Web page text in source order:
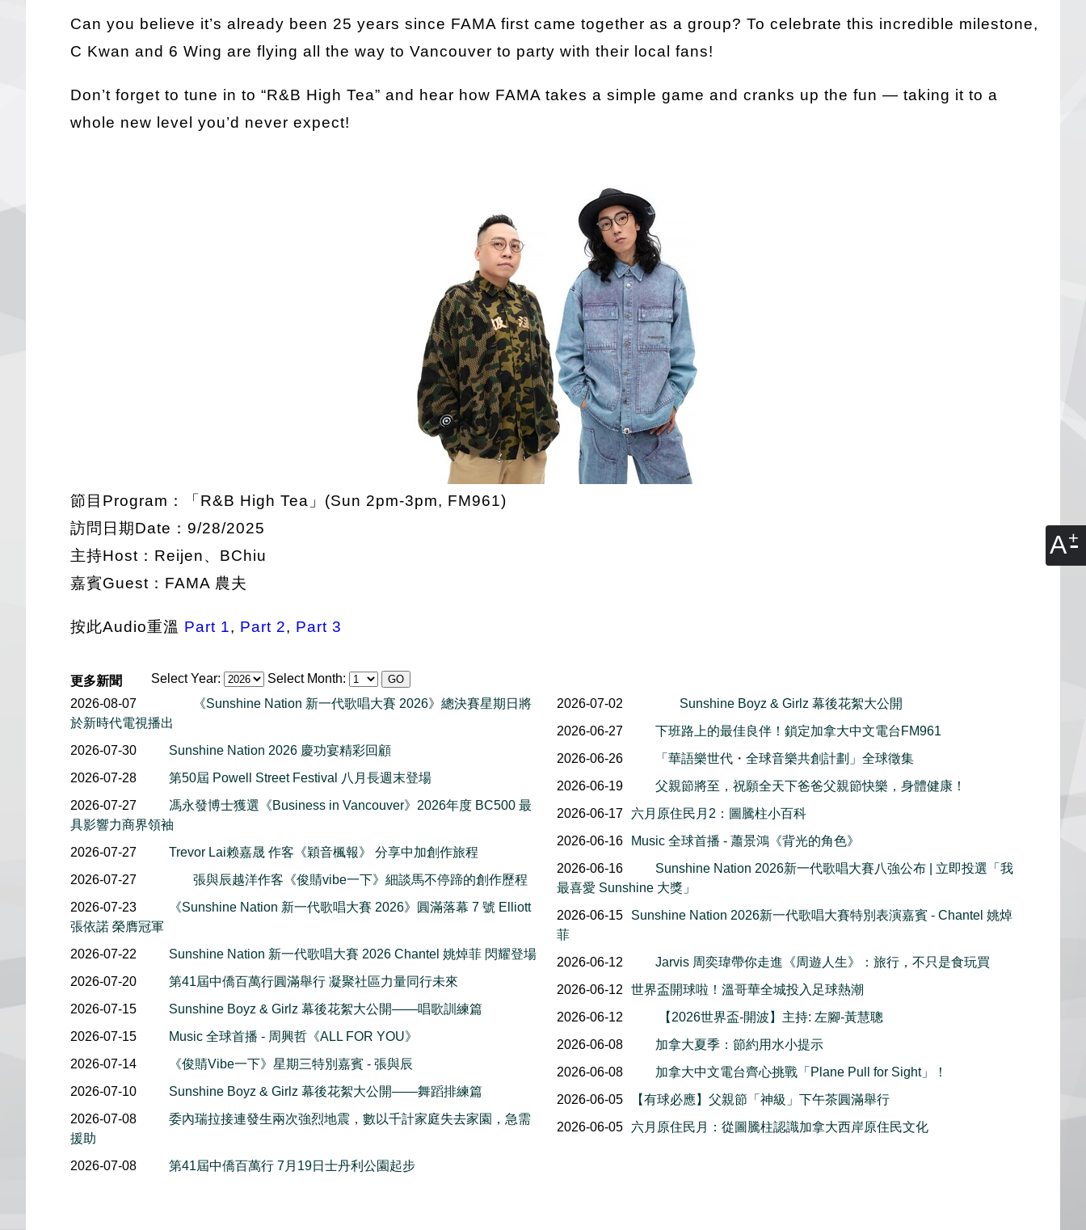
A
Can you believe it’s already been 25 years since FAMA first came together as a group? To celebrate this incredible milestone,
C Kwan and 6 Wing are flying all the way to Vancouver to party with their local fans!
Don’t forget to tune in to “R&B High Tea” and hear how FAMA takes a simple game and cranks up the fun — taking it to a
whole new level you’d never expect!
節目Program：「R&B High Tea」(Sun 2pm-3pm, FM961)
訪問日期Date：9/28/2025
主持Host：Reijen、BChiu
嘉賓Guest：FAMA 農夫
按此Audio重溫 Part 1, Part 2, Part 3
Select Year: Select Month:
更多新聞
2026-08-07
《Sunshine Nation 新一代歌唱大賽 2026》總決賽星期日將
於新時代電視播出
2026-07-30
Sunshine Nation 2026 慶功宴精彩回顧
2026-07-28
第50屆 Powell Street Festival 八月長週末登場
2026-07-27
馮永發博士獲選《Business in Vancouver》2026年度 BC500 最
具影響力商界領袖
2026-07-27
Trevor Lai赖嘉晟 作客《穎音楓報》 分享中加創作旅程
2026-07-27
張與辰越洋作客《俊䝼vibe一下》細談馬不停蹄的創作歷程
2026-07-23
《Sunshine Nation 新一代歌唱大賽 2026》圓滿落幕 7 號 Elliott
張依諾 榮膺冠軍
2026-07-22
Sunshine Nation 新一代歌唱大賽 2026 Chantel 姚焯菲 閃耀登場
2026-07-20
第41屆中僑百萬行圓滿舉行 凝聚社區力量同行未來
2026-07-15
Sunshine Boyz & Girlz 幕後花絮大公開——唱歌訓練篇
2026-07-15
Music 全球首播 - 周興哲《ALL FOR YOU》
2026-07-14
《俊䝼Vibe一下》星期三特別嘉賓 - 張與辰
2026-07-10
Sunshine Boyz & Girlz 幕後花絮大公開——舞蹈排練篇
2026-07-08
委內瑞拉接連發生兩次強烈地震，數以千計家庭失去家園，急需
援助
2026-07-08
第41屆中僑百萬行 7月19日士丹利公園起步
2026-07-02
Sunshine Boyz & Girlz 幕後花絮大公開
2026-06-27
下班路上的最佳良伴！鎖定加拿大中文電台FM961
2026-06-26
「華語樂世代・全球音樂共創計劃」全球徵集
2026-06-19
父親節將至，祝願全天下爸爸父親節快樂，身體健康！
2026-06-17
六月原住民月2：圖騰柱小百科
2026-06-16
Music 全球首播 - 蕭景鴻《背光的角色》
2026-06-16
Sunshine Nation 2026新一代歌唱大賽八強公布 | 立即投選「我
最喜愛 Sunshine 大獎」
2026-06-15
Sunshine Nation 2026新一代歌唱大賽特別表演嘉賓 - Chantel 姚焯
菲
2026-06-12
Jarvis 周奕瑋帶你走進《周遊人生》：旅行，不只是食玩買
2026-06-12
世界盃開球啦！溫哥華全城投入足球熱潮
2026-06-12
【2026世界盃-開波】主持: 左腳-黃慧聰
2026-06-08
加拿大夏季：節約用水小提示
2026-06-08
加拿大中文電台齊心挑戰「Plane Pull for Sight」！
2026-06-05
【有球必應】父親節「神級」下午茶圓滿舉行
2026-06-05
六月原住民月：從圖騰柱認識加拿大西岸原住民文化